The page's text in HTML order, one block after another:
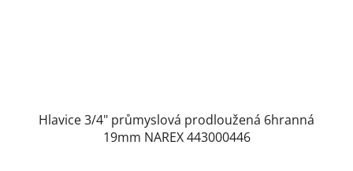
Hlavice 3/4" průmyslová prodloužená 6hranná
19mm NAREX 443000446